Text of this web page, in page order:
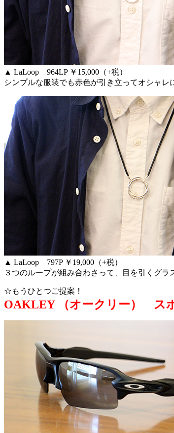
▲ LaLoop 964LP ￥15,000（+税）
シンプルな服装でも赤色が引き立ってオシャレ
▲ LaLoop 797P ￥19,000（+税）
３つのループが組み合わさって、目を引くグラ
☆もうひとつご提案！
OAKLEY （オークリー） ス